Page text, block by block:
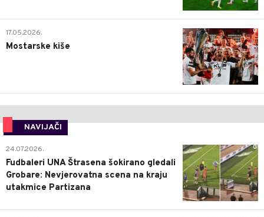
0
17.05.2026.
Mostarske kiše
NAVIJAČI
0
24.07.2026.
Fudbaleri UNA Štrasena šokirano gledali
Grobare: Nevjerovatna scena na kraju
utakmice Partizana